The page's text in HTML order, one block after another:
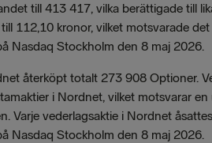
till 413 417, vilka berättigade till
112,10 kronor, vilket motsvarade
Nasdaq Stockholm den 8 maj 2026.
återköpt totalt 273 908 Optioner.
i Nordnet, vilket motsvarar
Varje vederlagsaktie i Nordnet
Nasdaq Stockholm den 8 maj 2026.